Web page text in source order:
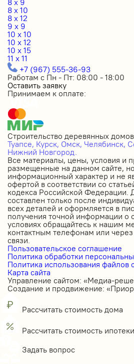
8 x 10
8 x 12
9 x 9
10 x 10
10 x 12
10 x 15
11 x 11
+7 (967) 555-36-93
Работам с Пн - Пт: 08:00 - 18:00
Оставить заявку
Принимаем к оплате:
Строительство деревянных
Туапсе, Курск, Омск, Челябинск,
Нижний Новгород.
Все материалы, цены, условия и
размещенные на данном сайте,
информационный характер и не
офертой в соответствии со
кодекса Российской Федерации.
составлен только после
всех деталей и оформляется в
получения точной информации о
условиях обращайтесь к нашим
контактным телефонам или
связи.
Пользовательское соглашение
Политика обработки
Политика использования файлов
Карта сайта
Управление сайтом: «Медиа-
Создание и продвижение:
Рассчитать стоимость дома
Рассчитать стоимость ипотеки
Задать вопрос